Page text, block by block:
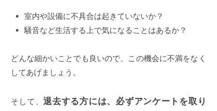
室内や設備に不具合は起きていないか？
騒音など生活する上で気になることはあるか？
どんな細かいことでも良いので、この機会に不満をなく
してあげましょう。
そして、退去する方には、必ずアンケートを取り